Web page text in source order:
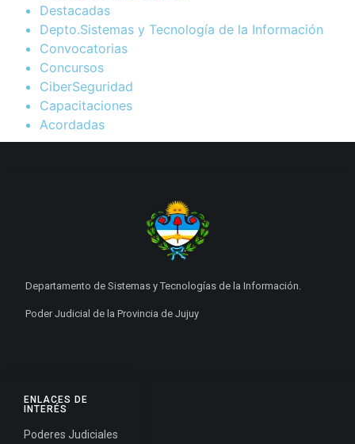
Destacadas
Depto.Sistemas y Tecnología de la Información
Convocatorias
Concursos
CiberSeguridad
Capacitaciones
Acordadas
ENLACES DE
INTERÉS
Poderes Judiciales
Departamento de Sistemas y Tecnologías de la Información.
Poder Judicial de la Provincia de Jujuy